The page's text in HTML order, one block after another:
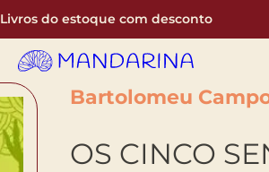
Livros do estoque com desconto
Bartolomeu
OS CINCO